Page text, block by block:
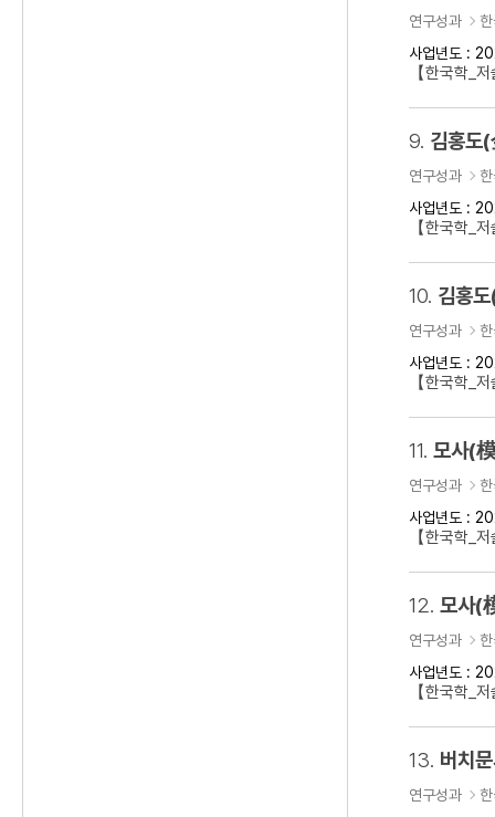
연구성과
사업년도 :
【한국학
9. 김홍도
연구성과
사업년도 :
【한국학_
10. 김홍
연구성과
사업년도 :
【한국학_
11. 모사(
연구성과
사업년도 :
【한국학_
12. 모사(
연구성과
사업년도 :
【한국학_
13. 버치
연구성과